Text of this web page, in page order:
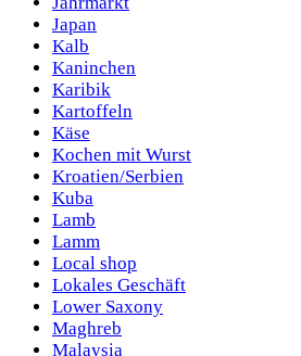
Japan
Kalb
Kaninchen
Karibik
Kartoffeln
Käse
Kochen mit Wurst
Kroatien/Serbien
Kuba
Lamb
Lamm
Local shop
Lokales Geschäft
Lower Saxony
Maghreb
Malaysia